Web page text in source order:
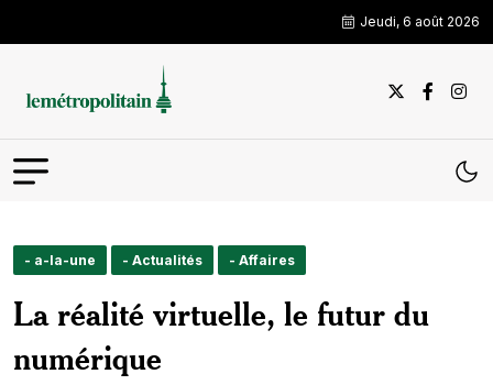
Jeudi, 6 août 2026
- a-la-une - Actualités - Affaires
La réalité virtuelle, le futur du
numérique